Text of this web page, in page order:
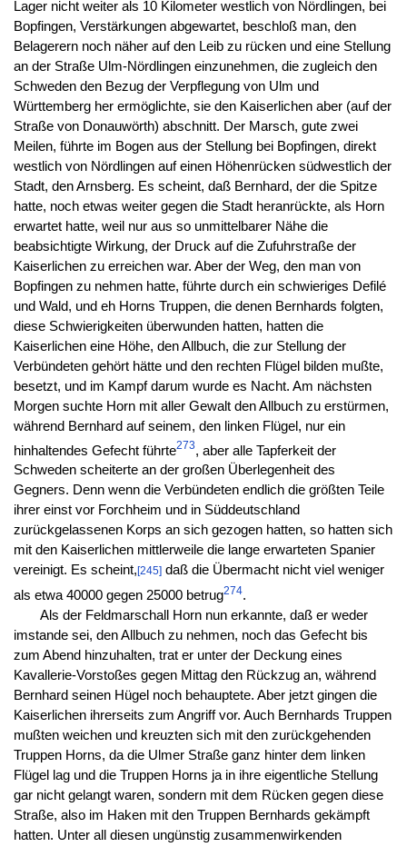
Lager nicht weiter als 10 Kilometer westlich von Nördlingen, bei
Bopfingen, Verstärkungen abgewartet, beschloß man, den
Belagerern noch näher auf den Leib zu rücken und eine Stellung
an der Straße Ulm-Nördlingen einzunehmen, die zugleich den
Schweden den Bezug der Verpflegung von Ulm und
Württemberg her ermöglichte, sie den Kaiserlichen aber (auf der
Straße von Donauwörth) abschnitt. Der Marsch, gute zwei
Meilen, führte im Bogen aus der Stellung bei Bopfingen, direkt
westlich von Nördlingen auf einen Höhenrücken südwestlich der
Stadt, den Arnsberg. Es scheint, daß Bernhard, der die Spitze
hatte, noch etwas weiter gegen die Stadt heranrückte, als Horn
erwartet hatte, weil nur aus so unmittelbarer Nähe die
beabsichtigte Wirkung, der Druck auf die Zufuhrstraße der
Kaiserlichen zu erreichen war. Aber der Weg, den man von
Bopfingen zu nehmen hatte, führte durch ein schwieriges Defilé
und Wald, und eh Horns Truppen, die denen Bernhards folgten,
diese Schwierigkeiten überwunden hatten, hatten die
Kaiserlichen eine Höhe, den Allbuch, die zur Stellung der
Verbündeten gehört hätte und den rechten Flügel bilden mußte,
besetzt, und im Kampf darum wurde es Nacht. Am nächsten
Morgen suchte Horn mit aller Gewalt den Allbuch zu erstürmen,
während Bernhard auf seinem, den linken Flügel, nur ein
hinhaltendes Gefecht führte273, aber alle Tapferkeit der
Schweden scheiterte an der großen Überlegenheit des
Gegners. Denn wenn die Verbündeten endlich die größten Teile
ihrer einst vor Forchheim und in Süddeutschland
zurückgelassenen Korps an sich gezogen hatten, so hatten sich
mit den Kaiserlichen mittlerweile die lange erwarteten Spanier
vereinigt. Es scheint, [245]daß die Übermacht nicht viel weniger
als etwa 40000 gegen 25000 betrug274.
Als der Feldmarschall Horn nun erkannte, daß er weder
imstande sei, den Allbuch zu nehmen, noch das Gefecht bis
zum Abend hinzuhalten, trat er unter der Deckung eines
Kavallerie-Vorstoßes gegen Mittag den Rückzug an, während
Bernhard seinen Hügel noch behauptete. Aber jetzt gingen die
Kaiserlichen ihrerseits zum Angriff vor. Auch Bernhards Truppen
mußten weichen und kreuzten sich mit den zurückgehenden
Truppen Horns, da die Ulmer Straße ganz hinter dem linken
Flügel lag und die Truppen Horns ja in ihre eigentliche Stellung
gar nicht gelangt waren, sondern mit dem Rücken gegen diese
Straße, also im Haken mit den Truppen Bernhards gekämpft
hatten. Unter all diesen ungünstig zusammenwirkenden